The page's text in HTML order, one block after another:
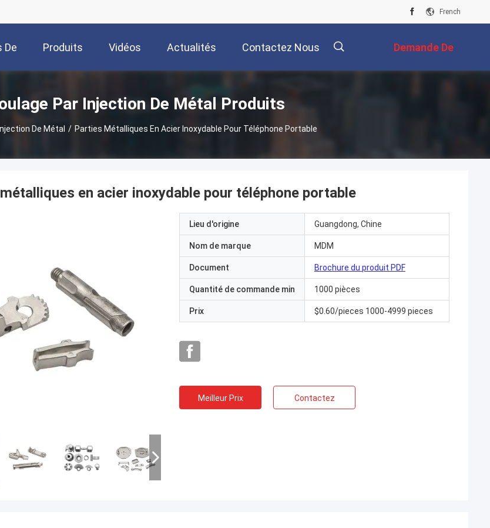
French
De Produits Vidéos Actualités Contactez Nous Demande De
Soumission
Par Injection De Métal Produits
De Métal / Parties Métalliques En Acier Inoxydable Pour Téléphone Portable
en acier inoxydable pour téléphone portable
Lieu d'origine Guangdong, Chine
Nom de marque MDM
Document Brochure du produit PDF
Quantité de commande min 1000 pièces
Prix $0.60/pieces 1000-4999 pieces
Meilleur Prix Contactez